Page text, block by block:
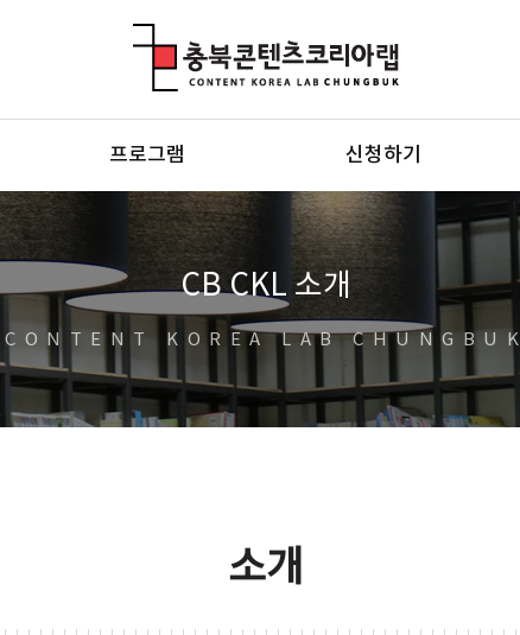
프로그램 신청하기
CB CKL 소개
CONTENT KOREA LAB CHUNGBUK
소개